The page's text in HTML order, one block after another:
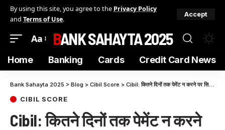
By using this site, you agree to the Privacy Policy
and Terms of Use.
Accept
Aa BANK SAHAYTA 2025
Home Banking Cards Credit Card News
Bank Sahayta 2025 > Blog > Cibil Score > Cibil: कितने दिनों तक पेमेंट न करने पर सिबिल स्कोर में ओवरड्यू शो करेगा
CIBIL SCORE
Cibil: कितने दिनों तक पेमेंट न करने